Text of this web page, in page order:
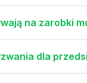
na zarobki
dla